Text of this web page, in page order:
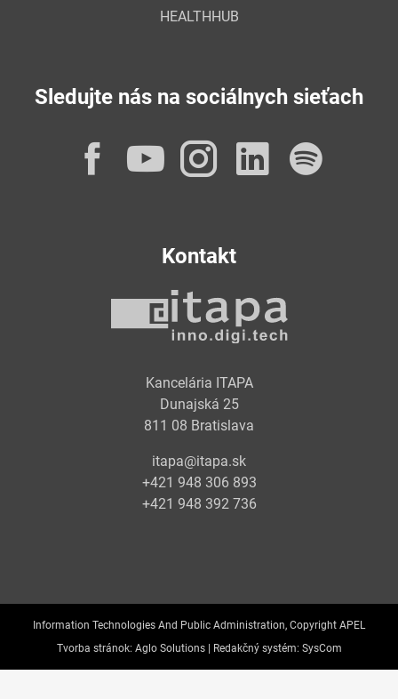
HEALTHHUB
Sledujte nás na sociálnych sieťach
Facebook
YouTube
Instagram
Kontakt
Kancelária ITAPA
Dunajská 25
811 08 Bratislava
itapa@itapa.sk
+421 948 306 893
+421 948 392 736
Information Technologies And Public Administration, Copyright APEL
Tvorba stránok: Aglo Solutions | Redakčný systém: SysCom